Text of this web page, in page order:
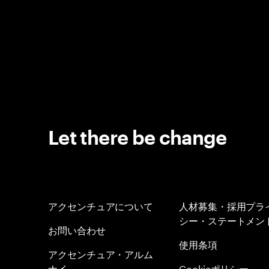
Let there be change
アクセンチュアについて
お問い合わせ
アクセンチュア・アルム
人材募集・採用プラ
シー・ステートメン
使用条項